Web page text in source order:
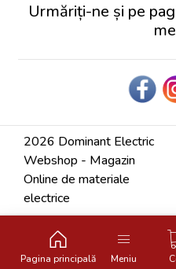
Urmăriți-ne și pe
2026 Dominant Electric
Webshop - Magazin
Online de materiale
electrice
Pagina principală Meniu